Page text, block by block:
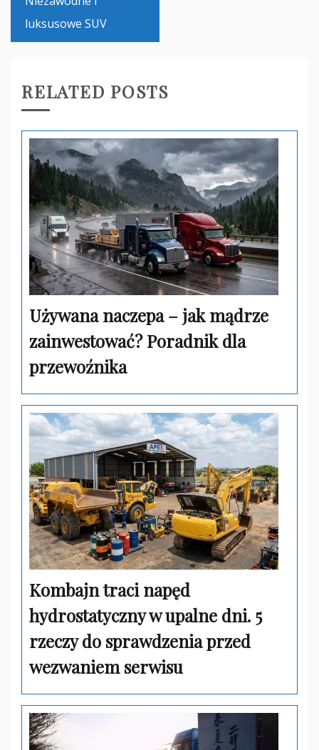
luksusowe SUV
RELATED POSTS
Używana naczepa – jak mądrze
zainwestować? Poradnik dla
przewoźnika
Kombajn traci napęd
hydrostatyczny w upalne dni. 5
rzeczy do sprawdzenia przed
wezwaniem serwisu